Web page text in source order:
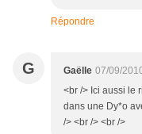
Répondre
G Gaëlle 07/09/
<br /> Ici aussi le
dans une Dy*o
/> <br /> <br />